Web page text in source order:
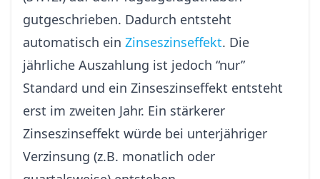
gutgeschrieben. Dadurch entsteht
automatisch ein Zinseszinseffekt. Die
jährliche Auszahlung ist jedoch “nur”
Standard und ein Zinseszinseffekt entsteht
erst im zweiten Jahr. Ein stärkerer
Zinseszinseffekt würde bei unterjähriger
Verzinsung (z.B. monatlich oder